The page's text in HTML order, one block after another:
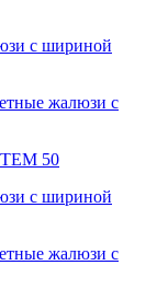
с шириной
жалюзи с
50
с шириной
жалюзи с